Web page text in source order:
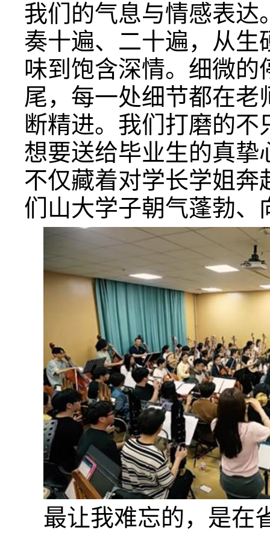
我们的气息与情感表达
奏十遍、二十遍，从生
味到饱含深情。细微
尾，每一处细节都在
断精进。我们打磨的
想要送给毕业生的真挚
不仅藏着对学长学姐
们山大学子朝气蓬勃、
最让我难忘的，是在